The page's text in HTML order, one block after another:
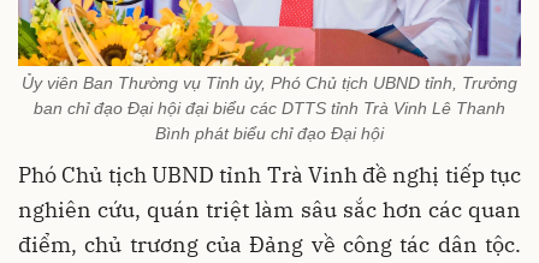
Ủy viên Ban Thường vụ Tỉnh ủy, Phó Chủ tịch UBND tỉnh, Trưởng
ban chỉ đạo Đại hội đại biểu các DTTS tỉnh Trà Vinh Lê Thanh
Bình phát biểu chỉ đạo Đại hội
Phó Chủ tịch UBND tỉnh Trà Vinh đề nghị tiếp tục
nghiên cứu, quán triệt làm sâu sắc hơn các quan
điểm, chủ trương của Đảng về công tác dân tộc.